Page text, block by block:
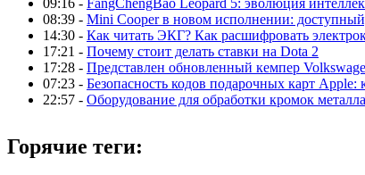
08:39 - Mini Cooper в новом исполнении:
14:30 - Как читать ЭКГ? Как расшифровать
17:21 - Почему стоит делать ставки на Dota 2
17:28 - Представлен обновленный кемпер
07:23 - Безопасность кодов подарочных карт Apple:
22:57 - Оборудование для обработки кромок металла
Горячие теги: